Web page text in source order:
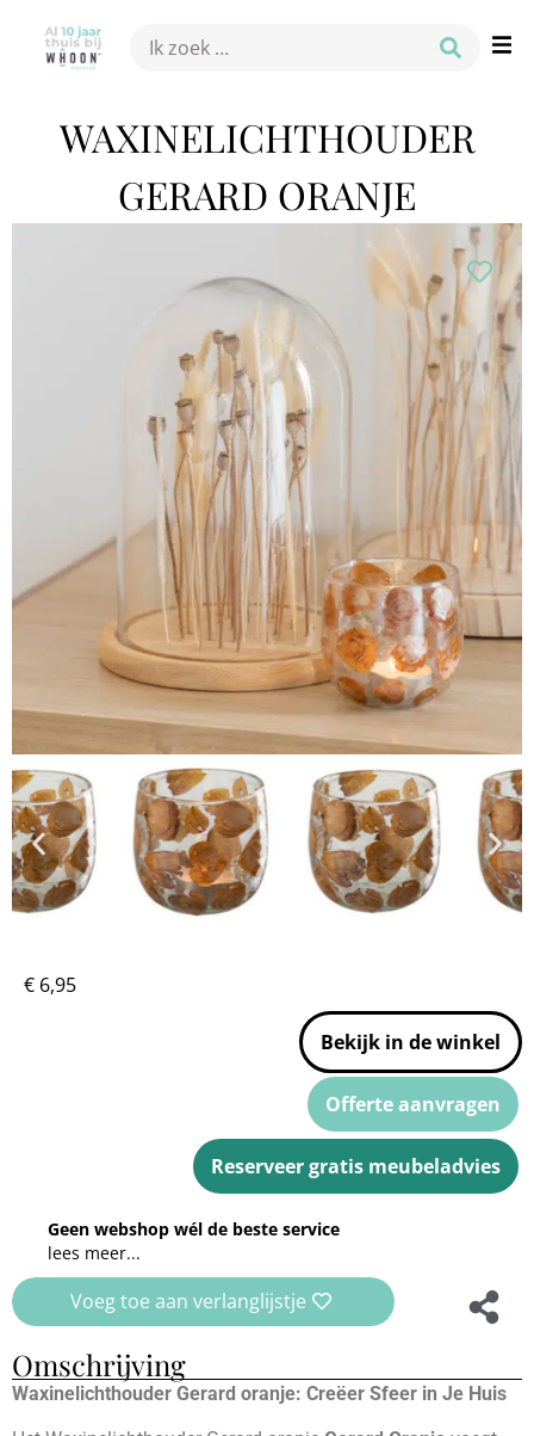
WAXINELICHTHOUDER
GERARD ORANJE
€ 6,95
Bekijk in de winkel
Offerte aanvragen
Reserveer gratis meubeladvies
Geen webshop wél de beste service
lees meer...
Voeg toe aan verlanglijstje
Omschrijving
Waxinelichthouder Gerard oranje: Creëer Sfeer in Je Huis